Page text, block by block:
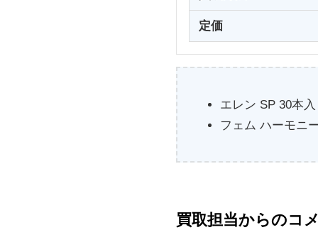
定価
エレン SP 30本入
フェム ハーモニ
買取担当からのコ